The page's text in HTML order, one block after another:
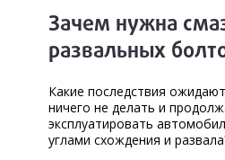
Зачем нужна
развальных
Какие последствия
ничего не делать и
эксплуатировать
углами схождения и